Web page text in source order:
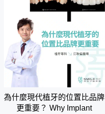
為什麼現代植牙的位置比品牌
更重要？ Why Implant